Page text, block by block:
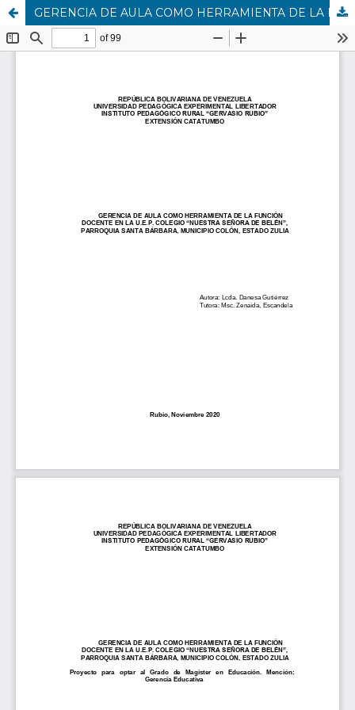
GERENCIA DE AULA COMO HERRAMIENTA DE LA FUNCIÓN DOCENTE EN LA U.E.P. COLEGIO “NUESTRA SEÑORA DE BELÉN”, PARROQUIA SANTA BÁRBARA, MUNICIPIO COLÓN, ESTADO ZULIA